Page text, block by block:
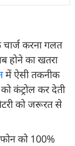
करना गलत
होने का खतरा
में ऐसी तकनीक
कंट्रोल कर देती
को जरूरत से
को 100%